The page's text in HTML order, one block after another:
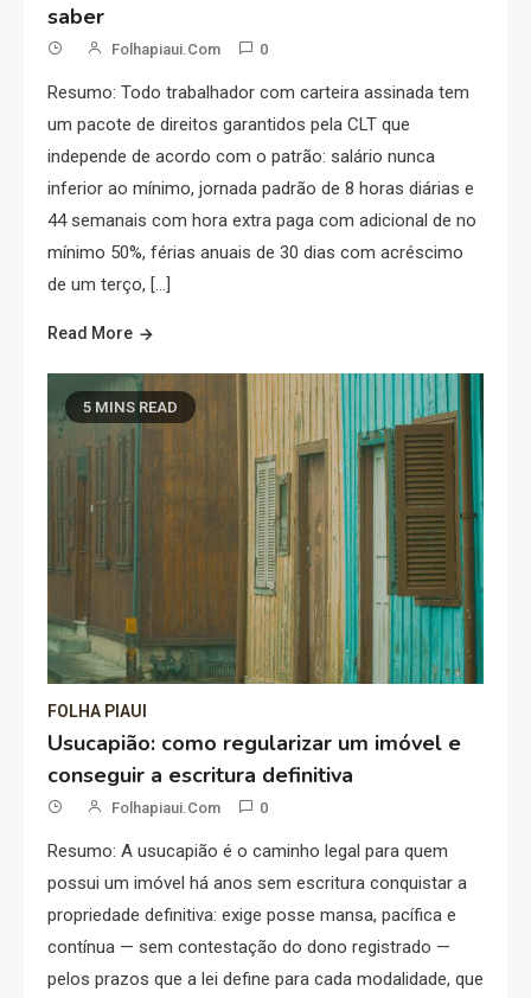
saber
Folhapiaui.com 0
Resumo: Todo trabalhador com carteira assinada tem
um pacote de direitos garantidos pela CLT que
independe de acordo com o patrão: salário nunca
inferior ao mínimo, jornada padrão de 8 horas diárias e
44 semanais com hora extra paga com adicional de no
mínimo 50%, férias anuais de 30 dias com acréscimo
de um terço, […]
Read More
5 MINS READ
FOLHA PIAUI
Usucapião: como regularizar um imóvel e
conseguir a escritura definitiva
Folhapiaui.com 0
Resumo: A usucapião é o caminho legal para quem
possui um imóvel há anos sem escritura conquistar a
propriedade definitiva: exige posse mansa, pacífica e
contínua — sem contestação do dono registrado —
pelos prazos que a lei define para cada modalidade, que